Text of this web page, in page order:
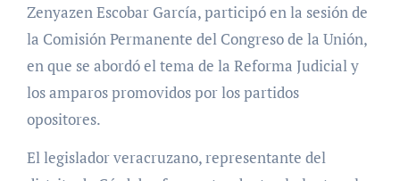
Zenyazen Escobar García, participó en la sesión de
la Comisión Permanente del Congreso de la Unión,
en que se abordó el tema de la Reforma Judicial y
los amparos promovidos por los partidos
opositores.
El legislador veracruzano, representante del